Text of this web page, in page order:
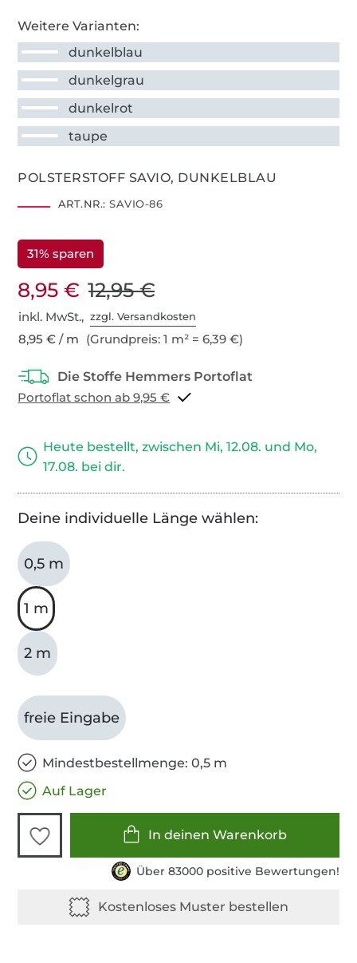
Weitere Varianten:
dunkelblau
dunkelgrau
dunkelrot
taupe
POLSTERSTOFF SAVIO, DUNKELBLAU
ART.NR.: SAVIO-86
31% sparen
8,95 € 12,95 €
inkl. MwSt.,zzgl. Versandkosten
8,95 € / m (Grundpreis: 1 m² = 6,39 €)
Portoflat schon ab 9,95 €
Heute bestellt, zwischen Mi, 12.08. und Mo,
17.08. bei dir.
Deine individuelle Länge wählen:
0,5 m
1 m
2 m
freie Eingabe
Mindestbestellmenge: 0,5 m
Auf Lager
In deinen Warenkorb
Über 83000 positive Bewertungen!